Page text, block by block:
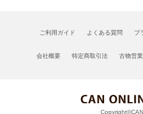
ご利用ガイド よくある質問 プ
会社概要 特定商取引法 古物営